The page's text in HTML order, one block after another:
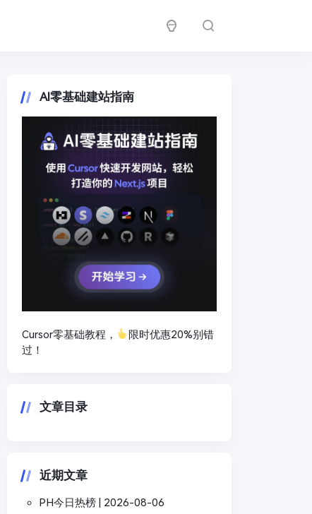
AI零基础建站指南
Cursor零基础教程，
限时优惠20%别错
过！
文章目录
近期文章
PH今日热榜 | 2026-08-06